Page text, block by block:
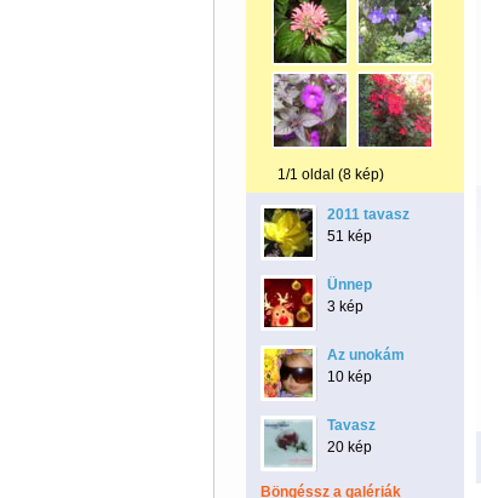
1/1 oldal (8 kép)
2011 tavasz
51 kép
Ünnep
3 kép
Az unokám
10 kép
Tavasz
20 kép
Böngéssz a galériák